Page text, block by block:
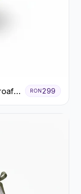
RON299